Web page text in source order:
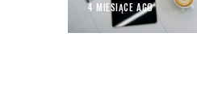
4 MIESIĄCE AGO